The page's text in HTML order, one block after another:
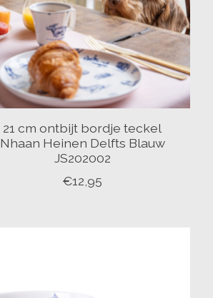
21 cm ontbijt bordje teckel
Nhaan Heinen Delfts Blauw
JS202002
€12,95